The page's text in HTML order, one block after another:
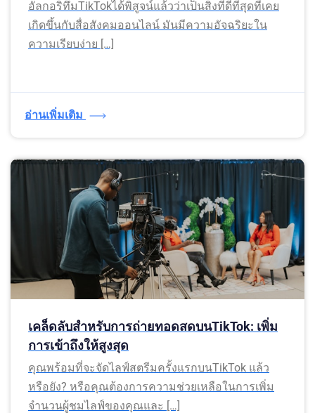
อัลกอริทึมTikTokได้พิสูจน์แล้วว่าเป็นสิ่งที่ดีที่สุดที่เคย
เกิดขึ้นกับสื่อสังคมออนไลน์ มันมีความอัจฉริยะใน
ความเรียบง่าย […]
อ่านเพิ่มเติม
เคล็ดลับสำหรับการถ่ายทอดสดบนTikTok: เพิ่ม
การเข้าถึงให้สูงสุด
คุณพร้อมที่จะจัดไลฟ์สตรีมครั้งแรกบนTikTok แล้ว
หรือยัง? หรือคุณต้องการความช่วยเหลือในการเพิ่ม
จำนวนผู้ชมไลฟ์ของคุณและ […]